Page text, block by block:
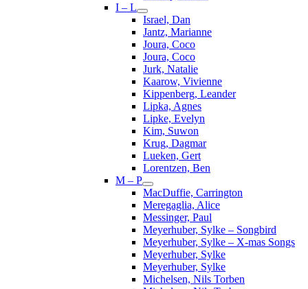
I – L
Israel, Dan
Jantz, Marianne
Joura, Coco
Joura, Coco
Jurk, Natalie
Kaarow, Vivienne
Kippenberg, Leander
Lipka, Agnes
Lipke, Evelyn
Kim, Suwon
Krug, Dagmar
Lueken, Gert
Lorentzen, Ben
M – P
MacDuffie, Carrington
Meregaglia, Alice
Messinger, Paul
Meyerhuber, Sylke – Songbird
Meyerhuber, Sylke – X-mas Songs
Meyerhuber, Sylke
Meyerhuber, Sylke
Michelsen, Nils Torben